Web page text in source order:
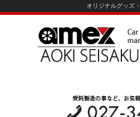
オリジナルグッズ